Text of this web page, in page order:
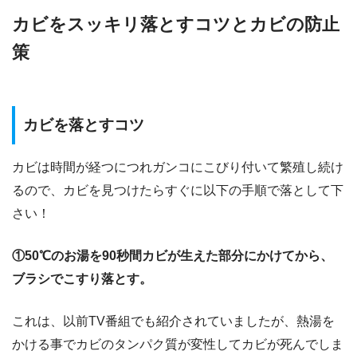
カビをスッキリ落とすコツとカビの防止
策
カビを落とすコツ
カビは時間が経つにつれガンコにこびり付いて繁殖し続け
るので、カビを見つけたらすぐに以下の手順で落として下
さい！
①50℃のお湯を90秒間カビが生えた部分にかけてから、
ブラシでこすり落とす。
これは、以前TV番組でも紹介されていましたが、熱湯を
かける事でカビのタンパク質が変性してカビが死んでしま